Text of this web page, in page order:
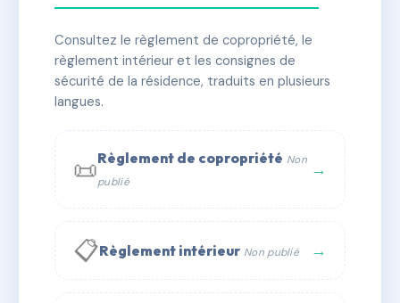
✓ Immatriculée 🏠 12 lots 🏗 9 bâtiment(s)
📞 Contacter Syndic Digital
Consultez le règlement de copropriété, le
règlement intérieur et les consignes de
sécurité de la résidence, traduits en plusieurs
langues.
📜Règlement de copropriété Non
publié
→
📋Règlement intérieur Non publié →